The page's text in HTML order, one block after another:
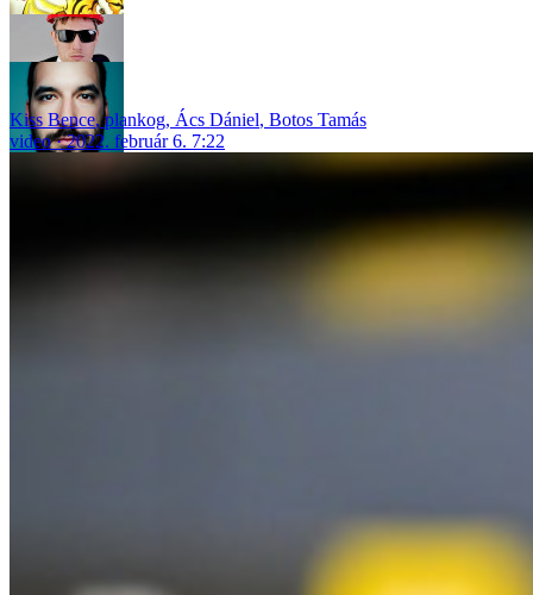
Kiss Bence,plankog, Ács Dániel, Botos Tamás
video
2022. február 6. 7:22